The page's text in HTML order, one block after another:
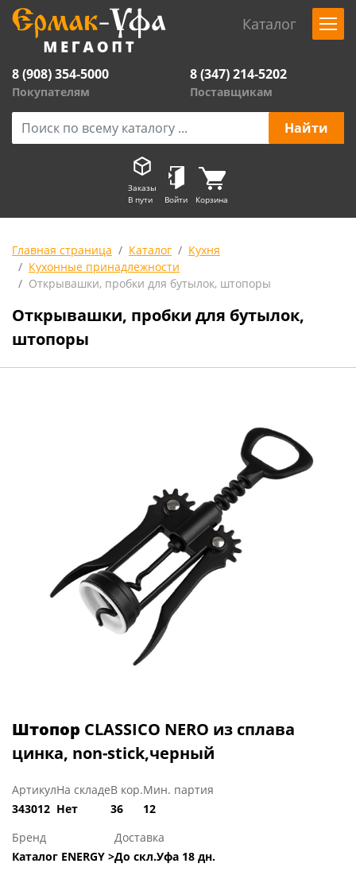
Каталог
8 (908) 354-5000
Покупателям
8 (347) 214-5202
Поставщикам
Заказы
В пути
Войти Корзина
Главная страница Каталог
Кухня
Кухонные принадлежности
Открывашки, пробки для бутылок, штопоры
Открывашки, пробки для бутылок,
штопоры
Штопор CLASSICO NERO из сплава
цинка, non-stick,черный
Артикул
343012
На складе
Нет
В кор.
36
Мин. партия
12
Бренд
Каталог ENERGY >
Доставка
До скл.Уфа 18 дн.